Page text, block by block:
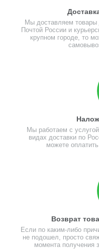
Мы доставляем товары
Почтой России и
крупном городе, то
Мы работаем с
видах доставки по
можете
Возврат
Если по каким-либо
не подошел, просто
момента получения